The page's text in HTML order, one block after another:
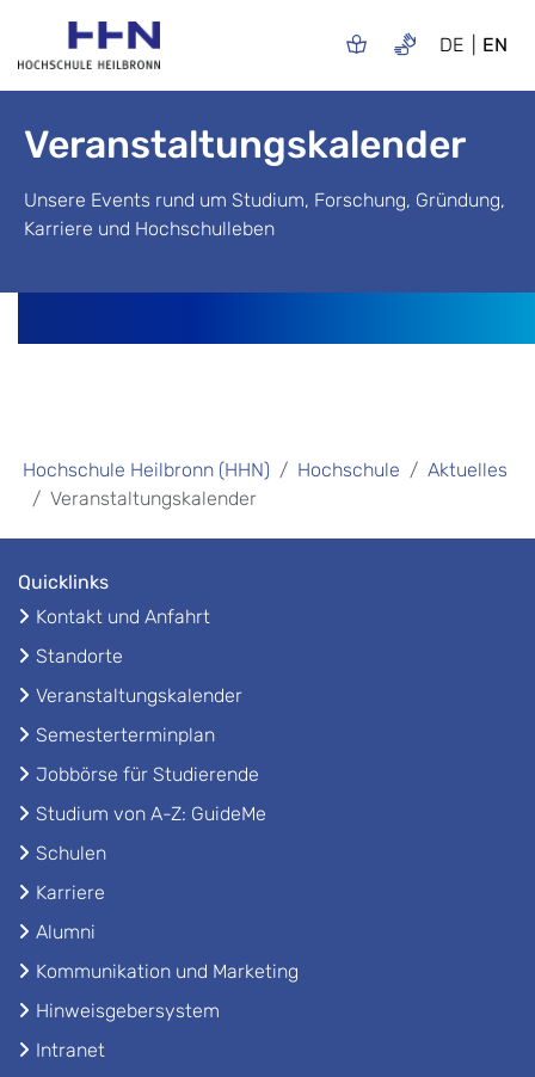
DE EN
Veranstaltungskalender
Unsere Events rund um Studium, Forschung, Gründung,
Karriere und Hochschulleben
Hochschule Heilbronn (HHN) Hochschule
Aktuelles
Veranstaltungskalender
Quicklinks
Kontakt und Anfahrt
Standorte
Veranstaltungskalender
Semesterterminplan
Jobbörse für Studierende
Studium von A-Z: GuideMe
Schulen
Karriere
Alumni
Kommunikation und Marketing
Hinweisgebersystem
Intranet